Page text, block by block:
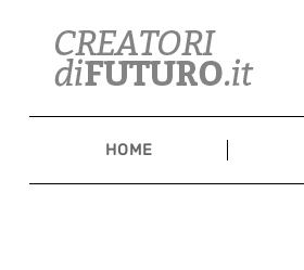
content
HOME